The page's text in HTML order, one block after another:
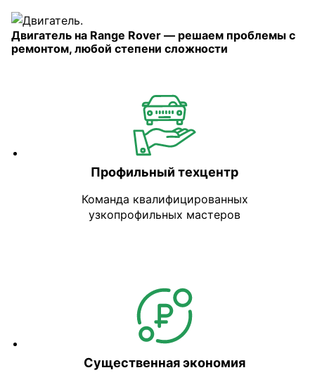
Двигатель на Range Rover — решаем проблемы с
ремонтом, любой степени сложности
Профильный техцентр
Команда квалифицированных
узкопрофильных мастеров
Существенная экономия